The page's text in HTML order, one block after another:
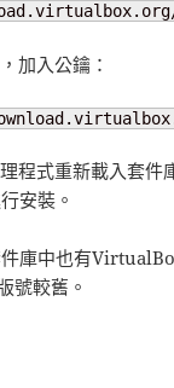
加入公鑰：
程式重新載入套件
安裝。
庫中也有
號較舊。